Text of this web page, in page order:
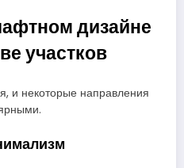
дизайне
участков
и некоторые направления